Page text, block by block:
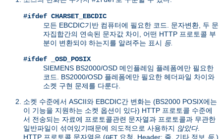
#ifdef CHARSET_EBCDIC
모든 EBCDIC기반 컴퓨터에 필요한 코드. 문자변환, 두 문
자집합간의 연속된 문자값 차이, 어떤 HTTP 프로토콜 부
분이 변환되야 하는지를 알려주는 표시 등.
#ifdef _OSD_POSIX
SIEMENS BS2000/OSD 메인플레임 플레폼에만 필요한
코드. BS2000/OSD 플레폼에만 필요한 헤더파일 차이와
소켓 구현 문제를 다룬다.
소켓 수준에서 ASCII와 EBCDIC간 변화는 (BS2000 POSIX에는
이 기능을 지원하는 소켓 옵션이 있다) HTTP 프로토콜 수준에
서 전송되는 자료에 프로토콜관련 문자열과 프로토콜과 무관한
일반파일이 섞여있기때문에 의도적으로 사용하지 않았다.
HTTP 프로토콜 문자열은 (GET 요청, Header: 줄, 기타 정보 등. )